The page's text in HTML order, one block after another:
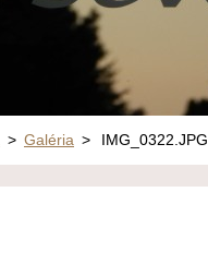
> Galéria > IMG_0322.JPG